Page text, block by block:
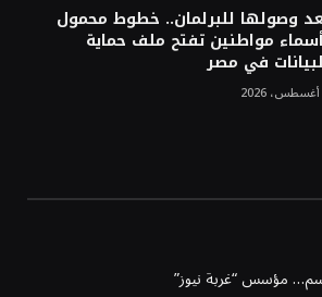
وصولها للبرلمان.. خطوط محمول
مواطنين تفتح ملف حماية
في مصر
مؤسس “غربة نيوز”